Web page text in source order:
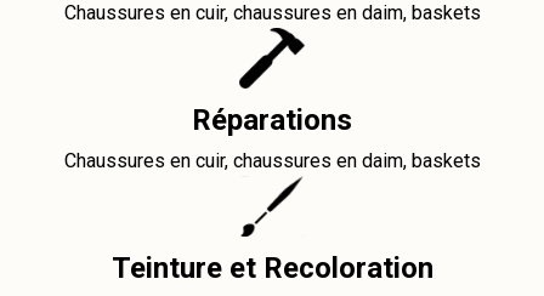
Chaussures en cuir, chaussures en daim, baskets
Réparations
Chaussures en cuir, chaussures en daim, baskets
Teinture et Recoloration